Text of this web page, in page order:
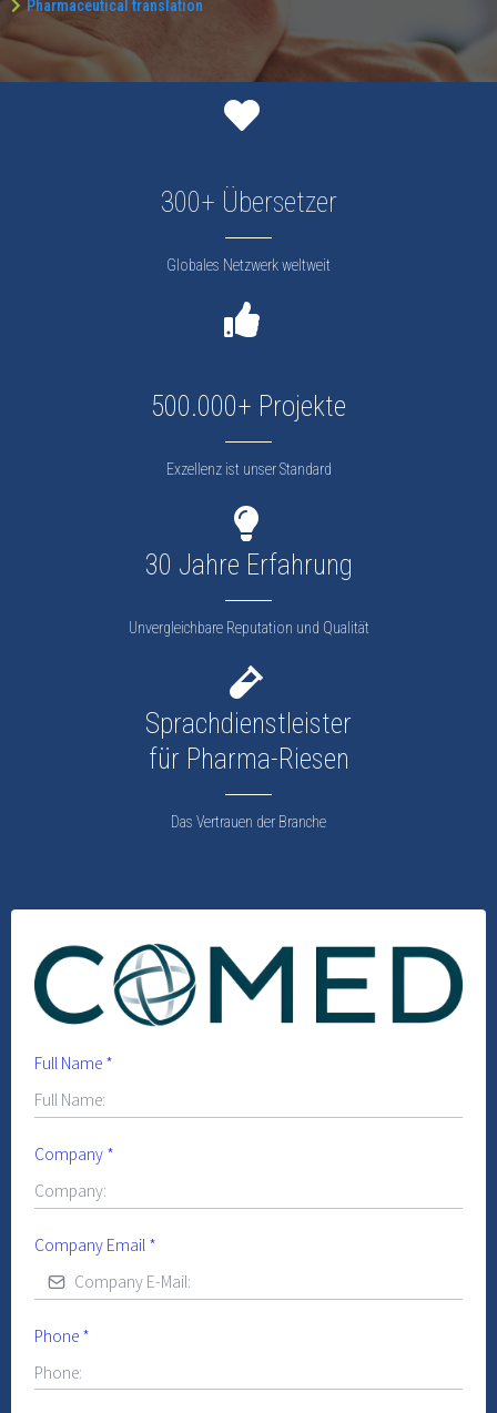
Pharmaceutical translation
300+ Übersetzer
Globales Netzwerk weltweit
500.000+ Projekte
Exzellenz ist unser Standard
30 Jahre Erfahrung
Unvergleichbare Reputation und Qualität
Sprachdienstleister
für Pharma-Riesen
Das Vertrauen der Branche
Full Name *
Company *
Company Email *
Phone *